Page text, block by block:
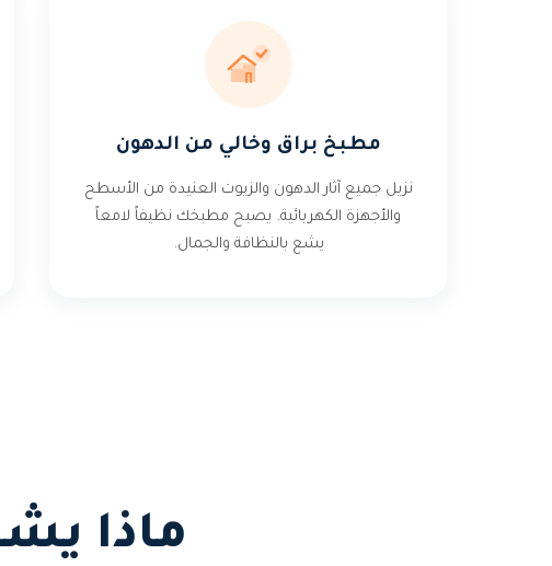
مطبخ براق وخالي من الدهون
نزيل جميع آثار الدهون والزيوت العنيدة من الأسطح
والأجهزة الكهربائية. يصبح مطبخك نظيفاً لامعاً
يشع بالنظافة والجمال.
ماذا